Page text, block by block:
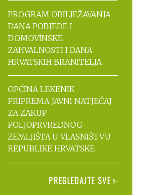
PROGRAM OBILJEŽAVANJA
DANA POBJEDE I
DOMOVINSKE
ZAHVALNOSTI I DANA
HRVATSKIH BRANITELJA
OPĆINA LEKENIK
PRIPREMA JAVNI NATJEČAJ
ZA ZAKUP
POLJOPRVREDNOG
ZEMLJIŠTA U VLASNIŠTVU
REPUBLIKE HRVATSKE
PREGLEDAJTE SVE